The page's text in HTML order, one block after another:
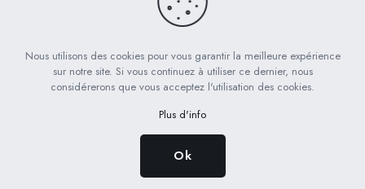
© 2023 Bibou & Lulu - Tous droits réservés | Réalisé par
LICOM
Développement
Nous utilisons des cookies pour vous garantir la meilleure expérience
sur notre site. Si vous continuez à utiliser ce dernier, nous
considérerons que vous acceptez l'utilisation des cookies.
Plus d'info
Ok